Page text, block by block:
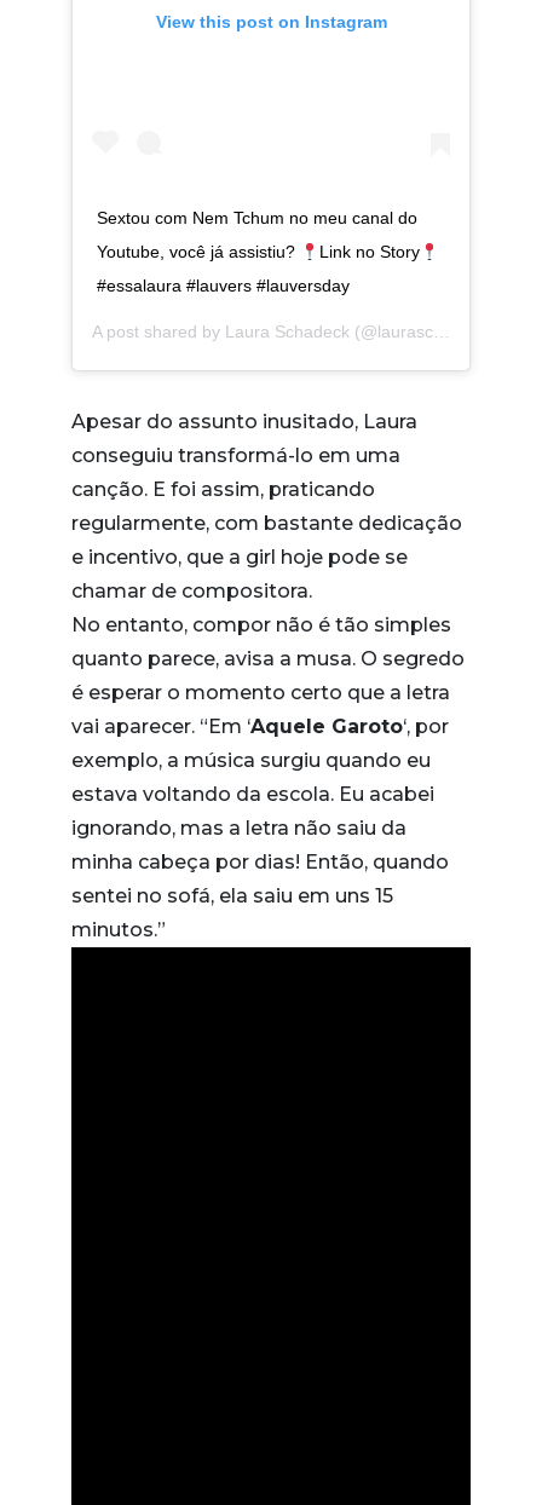
View this post on Instagram
Sextou com Nem Tchum no meu canal do
Youtube, você já assistiu?
Link no Story
#essalaura #lauvers #lauversday
A post shared by Laura Schadeck (@lauraschadeck) on
Apesar do assunto inusitado, Laura
conseguiu transformá-lo em uma
canção. E foi assim, praticando
regularmente, com bastante dedicação
e incentivo, que a girl hoje pode se
chamar de compositora.
No entanto, compor não é tão simples
quanto parece, avisa a musa. O segredo
é esperar o momento certo que a letra
vai aparecer. “Em ‘Aquele Garoto‘, por
exemplo, a música surgiu quando eu
estava voltando da escola. Eu acabei
ignorando, mas a letra não saiu da
minha cabeça por dias! Então, quando
sentei no sofá, ela saiu em uns 15
minutos.”